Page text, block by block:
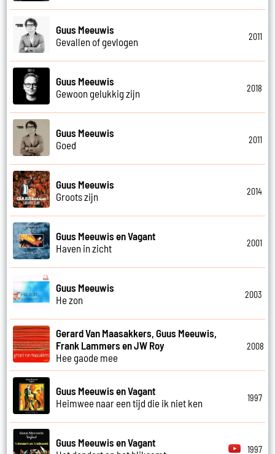
Guus Meeuwis
Gevallen of gevlogen
2011
Guus Meeuwis
Gewoon gelukkig zijn
2018
Guus Meeuwis
Goed
2011
Guus Meeuwis
Groots zijn
2014
Guus Meeuwis en Vagant
Haven in zicht
2001
Guus Meeuwis
He zon
2003
Gerard Van Maasakkers, Guus Meeuwis,
Frank Lammers en JW Roy
Hee gaode mee
2008
Guus Meeuwis en Vagant
Heimwee naar een tijd die ik niet ken
1997
Guus Meeuwis en Vagant
1997